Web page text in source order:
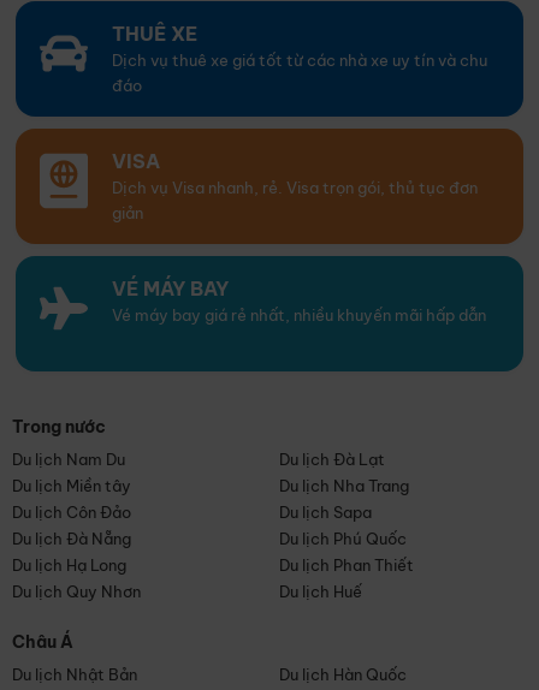
THUÊ XE
Dịch vụ thuê xe giá tốt từ các nhà xe uy tín và chu
đáo
VISA
Dịch vụ Visa nhanh, rẻ. Visa trọn gói, thủ tục đơn
giản
VÉ MÁY BAY
Vé máy bay giá rẻ nhất, nhiều khuyến mãi hấp dẫn
Trong nước
Du lịch Nam Du
Du lịch Đà Lạt
Du lịch Miền tây
Du lịch Nha Trang
Du lịch Côn Đảo
Du lịch Sapa
Du lịch Đà Nẵng
Du lịch Phú Quốc
Du lịch Hạ Long
Du lịch Phan Thiết
Du lịch Quy Nhơn
Du lịch Huế
Châu Á
Du lịch Nhật Bản
Du lịch Hàn Quốc